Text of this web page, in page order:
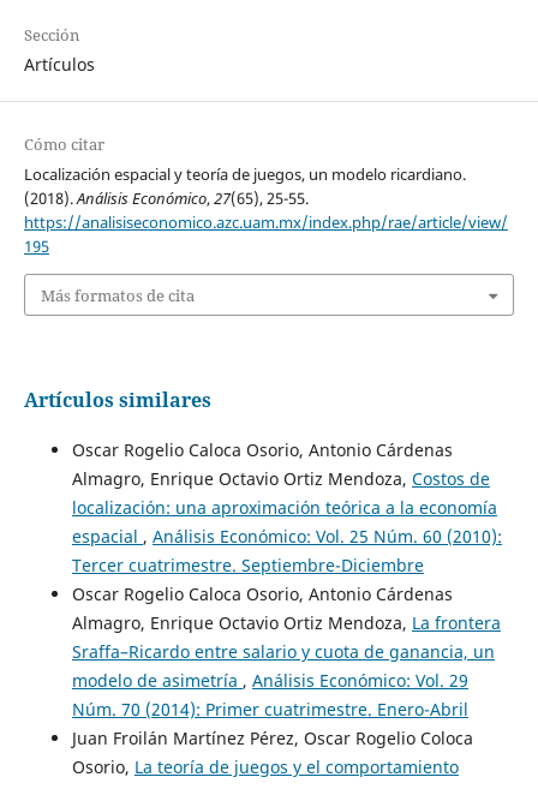
Sección
Artículos
Cómo citar
Localización espacial y teoría de juegos, un modelo ricardiano.
(2018).Análisis Económico,27(65), 25-55.
https://analisiseconomico.azc.uam.mx/index.php/rae/article/view/
195
Más formatos de cita
Artículos similares
Oscar Rogelio Caloca Osorio, Antonio Cárdenas
Almagro, Enrique Octavio Ortiz Mendoza, Costos de
localización: una aproximación teórica a la economía
espacial , Análisis Económico: Vol. 25 Núm. 60 (2010):
Tercer cuatrimestre. Septiembre-Diciembre
Oscar Rogelio Caloca Osorio, Antonio Cárdenas
Almagro, Enrique Octavio Ortiz Mendoza, La frontera
Sraffa–Ricardo entre salario y cuota de ganancia, un
modelo de asimetría , Análisis Económico: Vol. 29
Núm. 70 (2014): Primer cuatrimestre. Enero-Abril
Juan Froilán Martínez Pérez, Oscar Rogelio Coloca
Osorio, La teoría de juegos y el comportamiento